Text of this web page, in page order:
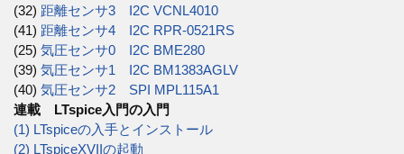
(32) 距離センサ3 I2C VCNL4010
(41) 距離センサ4 I2C RPR-0521RS
(25) 気圧センサ0 I2C BME280
(39) 気圧センサ1 I2C BM1383AGLV
(40) 気圧センサ2 SPI MPL115A1
連載 LTspice入門の入門
(1) LTspiceの入手とインストール
(2) LTspiceXVIIの起動